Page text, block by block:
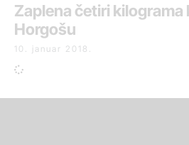
Zaplena četiri kilograma
Horgošu
10. januar 2018.